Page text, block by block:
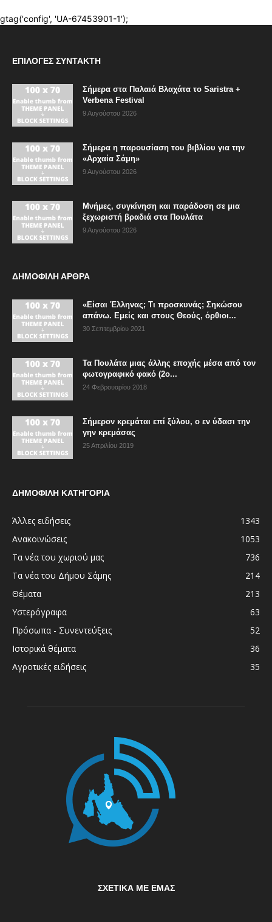
ΕΠΙΛΟΓΈΣ ΣΥΝΤΆΚΤΗ
Σήμερα στα Παλαιά Βλαχάτα το Saristra +
Verbena Festival
9 Αυγούστου 2026
Σήμερα η παρουσίαση του βιβλίου για την
«Αρχαία Σάμη»
9 Αυγούστου 2026
Μνήμες, συγκίνηση και παράδοση σε μια
ξεχωριστή βραδιά στα Πουλάτα
9 Αυγούστου 2026
ΔΗΜΟΦΙΛΗ ΑΡΘΡΑ
«Είσαι Έλληνας; Τι προσκυνάς; Σηκώσου
απάνω. Εμείς και στους Θεούς, όρθιοι...
30 Σεπτεμβρίου 2021
Τα Πουλάτα μιας άλλης εποχής μέσα από τον
φωτογραφικό φακό (2ο...
24 Φεβρουαρίου 2018
Σήμερον κρεμάται επί ξύλου, ο εν ύδασι την
γην κρεμάσας
25 Απριλίου 2019
ΔΗΜΟΦΙΛΗ ΚΑΤΗΓΟΡΙΑ
Άλλες ειδήσεις
1343
Ανακοινώσεις
1053
Τα νέα του χωριού μας
736
Τα νέα του Δήμου Σάμης
214
Θέματα
213
Υστερόγραφα
63
Πρόσωπα - Συνεντεύξεις
52
Ιστορικά θέματα
36
Αγροτικές ειδήσεις
35
ΣΧΕΤΙΚΆ ΜΕ ΕΜΆΣ